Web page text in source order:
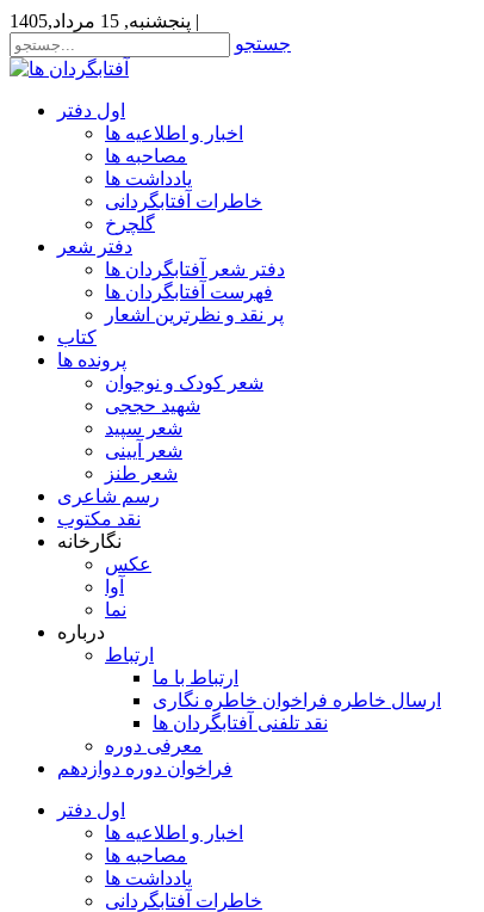
پنجشنبه, 15 مرداد,1405 |
جستجو
اول دفتر
اخبار و اطلاعیه ها
مصاحبه ها
یادداشت ها
خاطرات آفتابگردانی
گلچرخ
دفتر شعر
دفتر شعر آفتابگردان ها
فهرست آفتابگردان ها
پر نقد و نظرترین اشعار
کتاب
پرونده ها
شعر کودک و نوجوان
شهید حججی
شعر سپید
شعر آیینی
شعر طنز
رسم شاعری
نقد مکتوب
نگارخانه
عکس
آوا
نما
درباره
ارتباط
ارتباط با ما
ارسال خاطره فراخوان خاطره نگاری
نقد تلفنی آفتابگردان ها
معرفی دوره
فراخوان دوره دوازدهم
اول دفتر
اخبار و اطلاعیه ها
مصاحبه ها
یادداشت ها
خاطرات آفتابگردانی